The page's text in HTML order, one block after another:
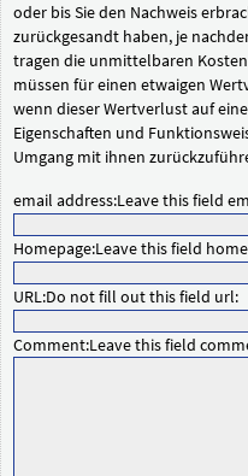
oder bis Sie den Nachweis
zurückgesandt haben, je
tragen die unmittelbaren
müssen für einen etwaigen
wenn dieser Wertverlust auf
Eigenschaften und
Umgang mit ihnen
email address:Leave this field
Homepage:Leave this field
URL:Do not fill out this field url:
Comment:Leave this field